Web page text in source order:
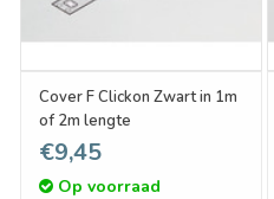
Cover F Clickon Zwart in 1m
of 2m lengte
€9,45
Op voorraad